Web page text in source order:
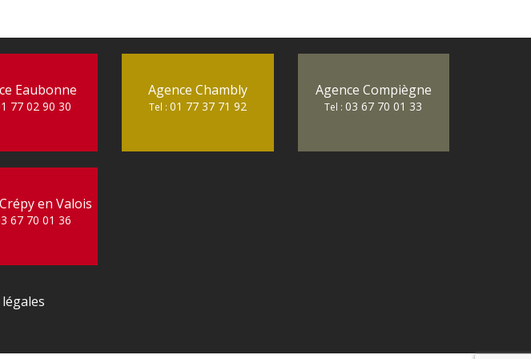
Eaubonne
77 02 90 30
Agence Chambly
Tel : 01 77 37 71 92
Agence Compiègne
Tel :03 67 70 01 33
en Valois
67 70 01 36